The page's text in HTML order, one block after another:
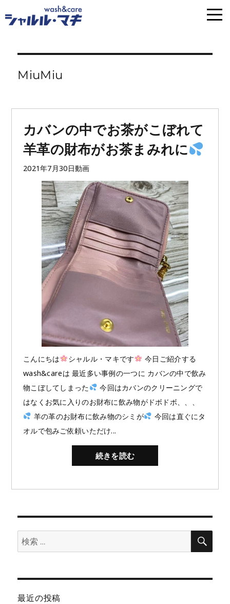
MiuMiu
カバンの中でお茶がこぼれて
羊革の財布がお茶まみれに
投
2021年7月30日フ
ォ
ー
マ
ッ
ト
動画
こんにちは シャルル・マキです
今日ご紹介する
wash&careは 最近多い事例の一つに カバンの中で飲み
物こぼしてしまった
今回はカバンのクリーニングで
はなくお気に入りのお財布に飲み物がドボドボ、、、
羊の革のお財布に飲み物のシミが
今回は直ぐにタ
オルで包みご依頼いただけ...
続きを読む
検
索:
検
最近の投稿